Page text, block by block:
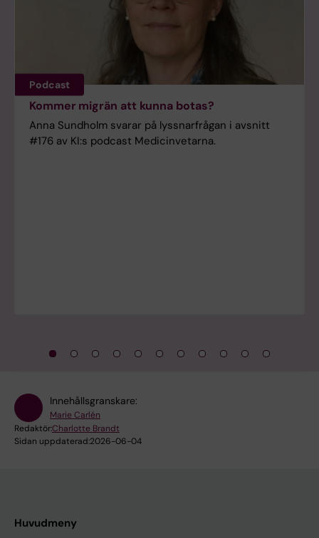
Podcast
Kommer migrän att kunna botas?
Anna Sundholm svarar på lyssnarfrågan i avsnitt
#176 av KI:s podcast Medicinvetarna.
Innehållsgranskare:
Marie Carlén
Redaktör:Charlotte Brandt
Sidan uppdaterad:2026-06-04
Huvudmeny